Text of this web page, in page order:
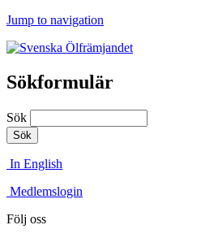
Jump to navigation
Sökformulär
Sök
In English
Medlemslogin
Följ oss